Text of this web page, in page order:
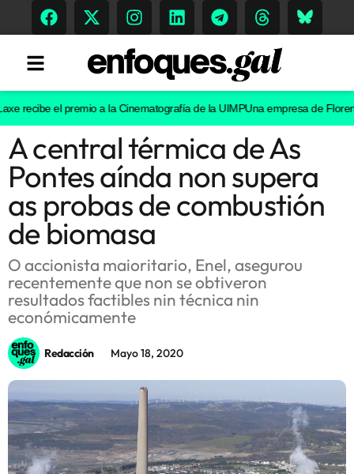
Tendencias
Memoria Histórica
Gastronomía
Escenarios
Sostenibilidad
el premio a la Cinematografía de la UIMPUna empresa de Florentino
A central térmica de As
Pontes aínda non supera
as probas de combustión
de biomasa
O accionista maioritario, Enel, asegurou
recentemente que non se obtiveron
resultados factibles nin técnica nin
económicamente
Redacción Mayo 18, 2020